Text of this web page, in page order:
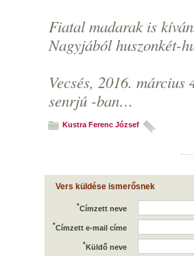
Fiatal madarak is
Nagyjából huszonkét-
Vecsés, 2016.
senrjú -ban…
Kustra Ferenc József
Vers küldése ismerősnek
*Címzett neve
*Címzett e-mail címe
*Küldő neve